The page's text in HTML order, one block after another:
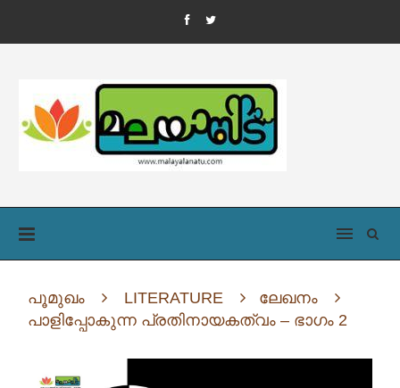
പൂമുഖം LITERATURE
ലേഖനം
പാളിപ്പോകുന്ന പ്രതിനായകത്വം – ഭാഗം 2